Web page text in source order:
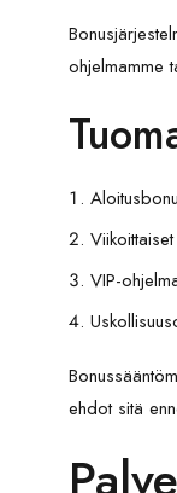
ohjelmamme
VIP-
ehdot sitä